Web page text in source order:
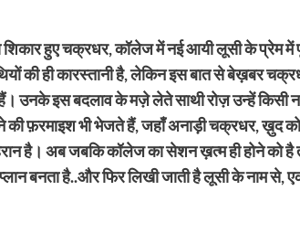
हुए चक्रधर, कॉलेज में नई आयी लूसी के प्रेम में
की ही कारस्तानी है, लेकिन इस बात से बेख़बर
उनके इस बदलाव के मज़े लेते साथी रोज़ उन्हें किसी
फ़रमाइश भी भेजते हैं, जहाँ अनाड़ी चक्रधर, ख़ुद को
है। अब जबकि कॉलेज का सेशन ख़त्म ही होने को है
बनता है..और फिर लिखी जाती है लूसी के नाम